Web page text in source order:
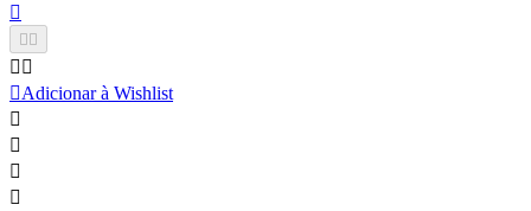

 
 
Adicionar à Wishlist



